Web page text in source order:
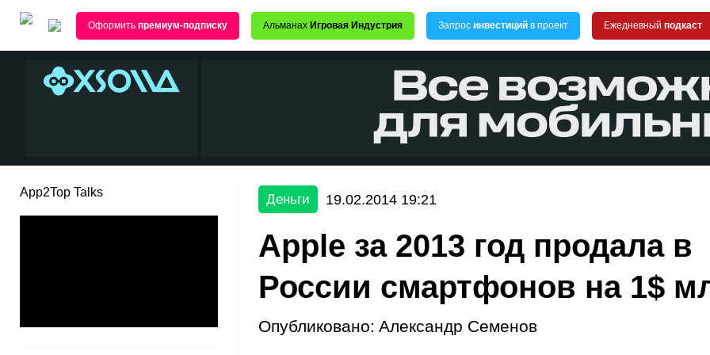
Оформить премиум-подписку Альманах Игровая Индустрия Запрос инвестиций в проект Ежедневный подкаст
App2Top Talks Деньги 19.02.2014 19:21
Apple за 2013 год продала в
России смартфонов на 1$
Опубликовано: Александр Семенов